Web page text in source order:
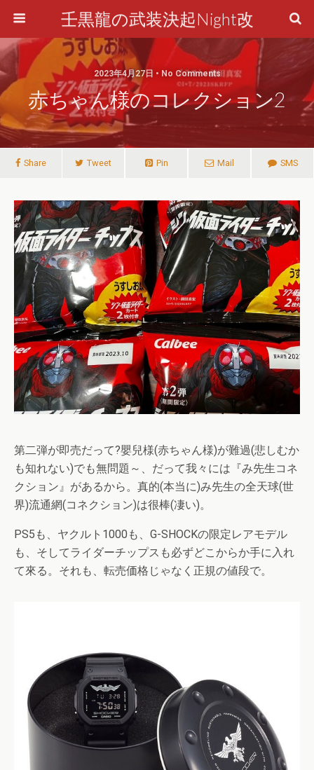
壬黒龍の武装決起Night改
2023年4月27日 • No Comments
赤ちゃん様のコレクション2
Share Tweet Pin Mail SMS
第二弾が即売だって?嬰兒様(赤ちゃん様)が難過(悲しむか
も知れない)でも無問題～、だって我々には『み先生コネ
クション』があるから。真的(本当に)み先生の全天球(世
界)流通網(コネクション)は很棒(凄い)。
PS5も、ヤクルト1000も、G-SHOCKの限定レアモデル
も、そしてライダーチップスも必ずどこからか手に入れ
て來る。それも、転売価格じゃなく正規の値段で。